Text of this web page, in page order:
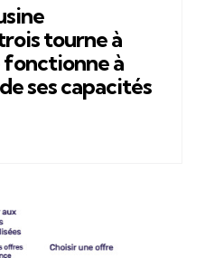
tourne à
à
ses capacités